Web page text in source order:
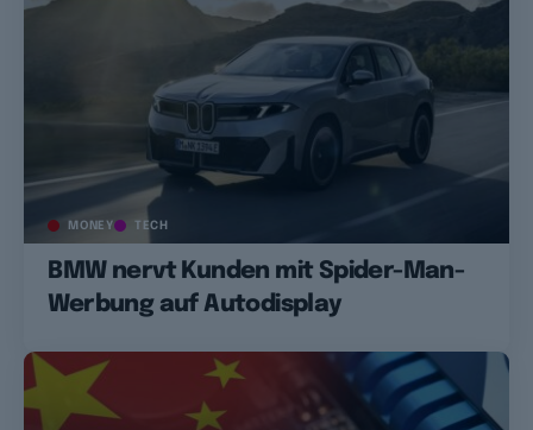
MONEY TECH
BMW nervt Kunden mit Spider-Man-
Werbung auf Autodisplay